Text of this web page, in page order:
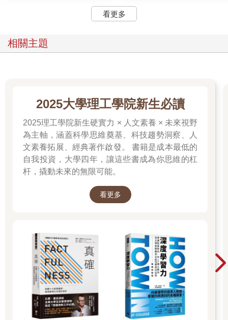
思出了思考架構，讓我們得以解釋這些舉動，進而擴大應用到其
他層面。因為我們能夠把AI做得好的事，轉成種種抽象概念，也
訓，AI自己絕對無法做到。
看更多
相關主題
2025大學理工學院新生必讀
2025理工學院新生硬實力 × 人文素養 × 未來視野
為主軸，涵蓋科學思維奠基、科技趨勢洞察、人
文素養拓展、經典著作啟發。 書籍是成本最低的
自我投資，大學四年，讓這些書成為你思維的杠
杆，撬動未來的無限可能。
看更多